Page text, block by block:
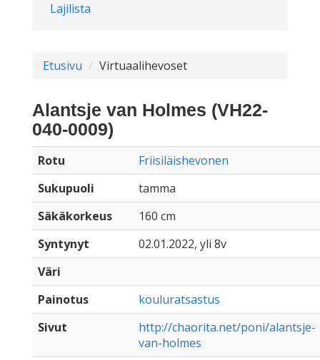
Lajilista
Etusivu Virtuaalihevoset
Alantsje van Holmes (VH22-
040-0009)
Rotu
Friisiläishevonen
Sukupuoli
tamma
Säkäkorkeus
160 cm
Syntynyt
02.01.2022, yli 8v
Väri
Painotus
kouluratsastus
Sivut
http://chaorita.net/poni/alantsje-
van-holmes